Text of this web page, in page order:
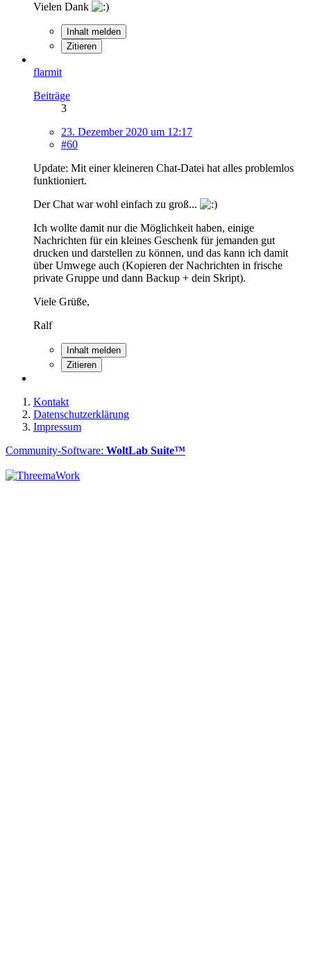
Vielen Dank
Inhalt melden
Zitieren
flarmit
Beiträge
3
23. Dezember 2020 um 12:17
#60
Update: Mit einer kleineren Chat-Datei hat alles problemlos
funktioniert.
Der Chat war wohl einfach zu groß...
Ich wollte damit nur die Möglichkeit haben, einige
Nachrichten für ein kleines Geschenk für jemanden gut
drucken und darstellen zu können, und das kann ich damit
über Umwege auch (Kopieren der Nachrichten in frische
private Gruppe und dann Backup + dein Skript).
Viele Grüße,
Ralf
Inhalt melden
Zitieren
Kontakt
Datenschutzerklärung
Impressum
Community-Software: WoltLab Suite™